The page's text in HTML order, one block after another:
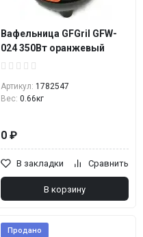
Вафельница GFGril GFW-
024 350Вт оранжевый
Артикул: 1782547
Вес: 0.66кг
0 ₽
В закладки Сравнить
В корзину
Продано